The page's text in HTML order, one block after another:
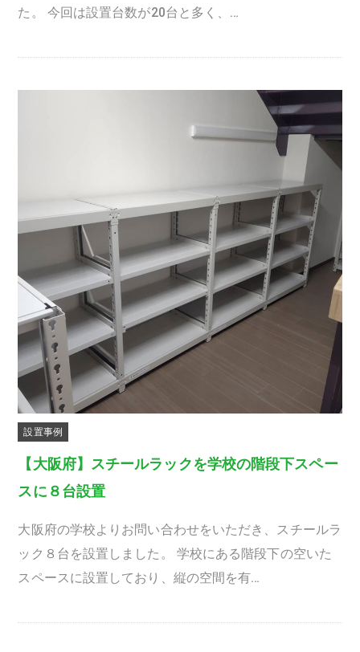
た。 今回は設置台数が20台と多く、…
設置事例
【大阪府】スチールラックを学校の階段下スペー
スに８台設置
大阪府の学校よりお問い合わせをいただき、スチールラ
ック８台を設置しました。 学校にある階段下の空いた
スペースに設置しており、縦の空間を有…